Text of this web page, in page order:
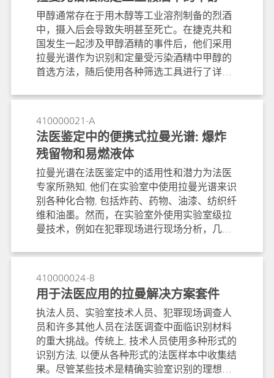
甲醇通常存在于用木醇等工业溶剂制备的烈酒
中，摄入后会导致失明甚至死亡。在捷克共和
国发生一起涉及甲醇酒精的事件后，他们采用
拉曼光谱作为识别和定量受污染酒精中甲醇的
首选方法，随后使用各种筛选工具进行了详尽
的理想选择的原因，并展示了掺甲醇朗姆酒拉
曼分析的真实例子。
410000021-A
法医鉴定中的便携式拉曼光谱: 爆炸
残留物和易燃液体
拉曼光谱在法医鉴定中的适用性和潜力为法医
专家所熟知, 他们在实验室中使用拉曼光谱来识
别各种化合物, 包括炸药、药物、油漆、纺织纤
维和油墨。然而，在实验室外使用实验室级拉
曼技术，例如在犯罪现场进行现场分析，几年
幸运的是,现代便携式拉曼光谱仪在市场上是可
以买到的, 其仪器特性与实验室拉曼光谱仪相
当。为了证明这一点，我们对一些要求极高且
具有挑战性的应用进行了测试，在这些应用中
对样品进行现场远距离识别可能是明智的。
410000024-B
用于法医应用的拉曼解决方案套件
执法人员、实验室技术人员、犯罪现场调查人
员和许多其他人员在法医调查中面临识别材料
的重大挑战。传统上, 技术人员使用多种形式的
识别方法, 以便从各种形式的法医样本中收集结
果。尽管某些技术是精确实验室识别的理想选